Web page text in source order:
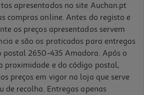
apresentados no site Auchan.pt
compras online. Antes do registo e
os preços apresentados servem
e são os praticados para entregas
postal 2650-435 Amadora. Após o
proximidade e do código postal,
preços em vigor na loja que serve
de recolha. Entregas apenas